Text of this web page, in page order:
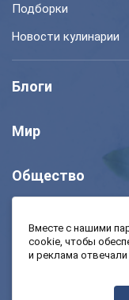
Подборки
Новости кулинарии
Блоги
Мир
Общество
Моя школа
Вместе с нашими
cookie, чтобы
и реклама